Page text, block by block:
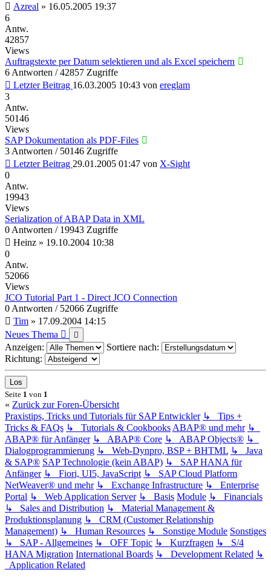
Azreal » 16.05.2005 19:37
6
Antw.
42857
Views
Auftragstexte per Datum selektieren und als Excel speichern
6 Antworten / 42857 Zugriffe
Letzter Beitrag 16.03.2005 10:43 von ereglam
3
Antw.
50146
Views
SAP Dokumentation als PDF-Files
3 Antworten / 50146 Zugriffe
Letzter Beitrag 29.01.2005 01:47 von X-Sight
0
Antw.
19943
Views
Serialization of ABAP Data in XML
0 Antworten / 19943 Zugriffe
Heinz » 19.10.2004 10:38
0
Antw.
52066
Views
JCO Tutorial Part 1 - Direct JCO Connection
0 Antworten / 52066 Zugriffe
Tim » 17.09.2004 14:15
Neues Thema
Anzeigen:
Sortiere nach:
Richtung:
Seite 1 von 1
« Zurück zur Foren-Übersicht
Praxistips, Tricks und Tutorials für SAP Entwickler ↳ Tips +
Tricks & FAQs ↳ Tutorials & Cookbooks ABAP® und mehr ↳
ABAP® für Anfänger ↳ ABAP® Core ↳ ABAP Objects® ↳
Dialogprogrammierung ↳ Web-Dynpro, BSP + BHTML ↳ Java
& SAP® SAP Technologie (kein ABAP) ↳ SAP HANA für
Anfänger ↳ Fiori, UI5, JavaScript ↳ SAP Cloud Platform
NetWeaver® und mehr ↳ Exchange Infrastructure ↳ Enterprise
Portal ↳ Web Application Server ↳ Basis Module ↳ Financials
↳ Sales and Distribution ↳ Material Management &
Produktionsplanung ↳ CRM (Customer Relationship
Management) ↳ Human Resources ↳ Sonstige Module Sonstiges
↳ SAP - Allgemeines ↳ OFF Topic ↳ Kurzfragen ↳ S/4
HANA Migration International Boards ↳ Development Related ↳
Application Related